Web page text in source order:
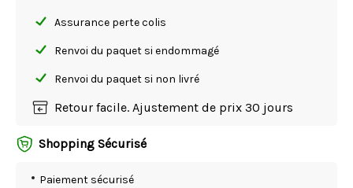
Assurance perte colis
Renvoi du paquet si endommagé
Renvoi du paquet si non livré
Retour facile. Ajustement de prix 30 jours
Shopping Sécurisé
Paiement sécurisé